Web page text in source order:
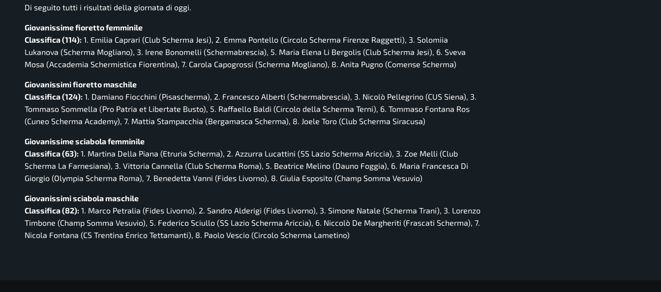
Di seguito tutti i risultati della giornata di oggi.
Giovanissime fioretto femminile
Classifica (114): 1. Emilia Caprari (Club Scherma Jesi), 2. Emma Pontello (Circolo Scherma Firenze Raggetti), 3. Solomiia
Lukanova (Scherma Mogliano), 3. Irene Bonomelli (Schermabrescia), 5. Maria Elena Li Bergolis (Club Scherma Jesi), 6. Sveva
Mosa (Accademia Schermistica Fiorentina), 7. Carola Capogrossi (Scherma Mogliano), 8. Anita Pugno (Comense Scherma)
Giovanissimi fioretto maschile
Classifica (124): 1. Damiano Fiocchini (Pisascherma), 2. Francesco Alberti (Schermabrescia), 3. Nicolò Pellegrino (CUS Siena), 3.
Tommaso Sommella (Pro Patria et Libertate Busto), 5. Raffaello Baldi (Circolo della Scherma Terni), 6. Tommaso Fontana Ros
(Cuneo Scherma Academy), 7. Mattia Stampacchia (Bergamasca Scherma), 8. Joele Toro (Club Scherma Siracusa)
Giovanissime sciabola femminile
Classifica (63): 1. Martina Della Piana (Etruria Scherma), 2. Azzurra Lucattini (SS Lazio Scherma Ariccia), 3. Zoe Melli (Club
Scherma La Farnesiana), 3. Vittoria Cannella (Club Scherma Roma), 5. Beatrice Melino (Dauno Foggia), 6. Maria Francesca Di
Giorgio (Olympia Scherma Roma), 7. Benedetta Vanni (Fides Livorno), 8. Giulia Esposito (Champ Somma Vesuvio)
Giovanissimi sciabola maschile
Classifica (82): 1. Marco Petralia (Fides Livorno), 2. Sandro Alderigi (Fides Livorno), 3. Simone Natale (Scherma Trani), 3. Lorenzo
Timbone (Champ Somma Vesuvio), 5. Federico Sciullo (SS Lazio Scherma Ariccia), 6. Niccolò De Margheriti (Frascati Scherma), 7.
Nicola Fontana (CS Trentina Enrico Tettamanti), 8. Paolo Vescio (Circolo Scherma Lametino)